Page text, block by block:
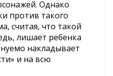
Однако
против такого
считая, что такой
лишает ребенка
накладывает
и на всю